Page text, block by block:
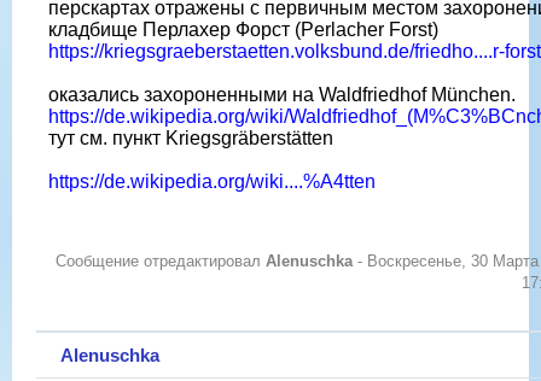
перскартах отражены с первичным местом
кладбище Перлахер Форст (Perlacher Forst)
https://kriegsgraeberstaetten.volksbund.de/friedho....r-forst
оказались захороненными на Waldfriedhof München.
https://de.wikipedia.org/wiki/
тут см. пункт Kriegsgräberstätten
https://de.wikipedia.org/wiki....%A4tten
Сообщение отредактировал Alenuschka - Воскресенье, 30
Alenuschka